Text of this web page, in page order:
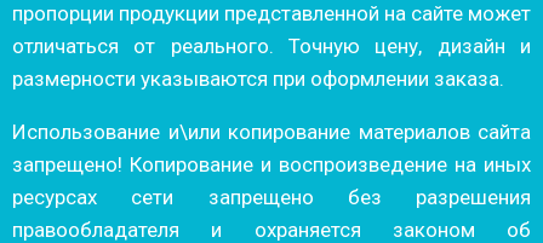
пропорции продукции представленной на сайте может
отличаться от реального. Точную цену, дизайн и
размерности указываются при оформлении заказа.
Использование и\или копирование материалов сайта
запрещено! Копирование и воспроизведение на иных
ресурсах сети запрещено без разрешения
правообладателя и охраняется законом об